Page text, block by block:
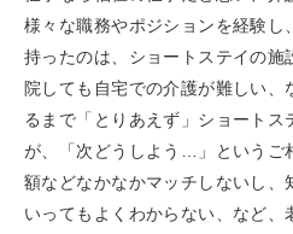
様々な職務やポジションを経験し
持ったのは、ショートステイの施
院しても自宅での介護が難しい、
るまで「とりあえず」ショートス
が、「次どうしよう…」というご
額などなかなかマッチしないし、
いってもよくわからない、など、